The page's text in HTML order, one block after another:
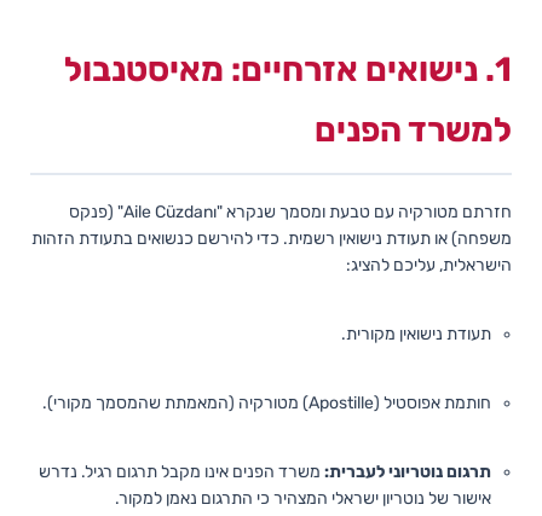
1. נישואים אזרחיים: מאיסטנבול
למשרד הפנים
חזרתם מטורקיה עם טבעת ומסמך שנקרא "Aile Cüzdanı" (פנקס
משפחה) או תעודת נישואין רשמית. כדי להירשם כנשואים בתעודת הזהות
הישראלית, עליכם להציג:
תעודת נישואין מקורית.
חותמת אפוסטיל (Apostille) מטורקיה (המאמתת שהמסמך מקורי).
תרגום נוטריוני לעברית: משרד הפנים אינו מקבל תרגום רגיל. נדרש
אישור של נוטריון ישראלי המצהיר כי התרגום נאמן למקור.